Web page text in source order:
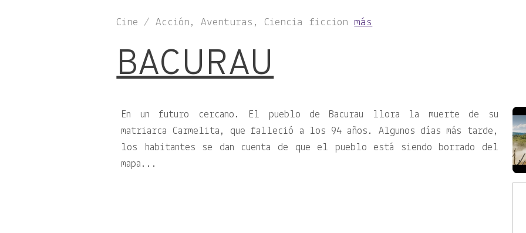
Cine / Acción, Aventuras, Ciencia ficcionmás
BACURAU
En un futuro cercano. El pueblo de Bacurau llora la muerte de su
matriarca Carmelita, que falleció a los 94 años. Algunos días más tarde,
los habitantes se dan cuenta de que el pueblo está siendo borrado del
mapa...